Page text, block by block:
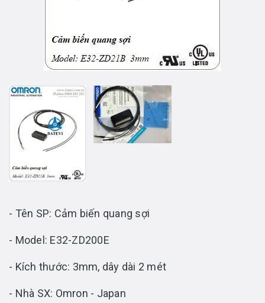
- Tên SP: Cảm biến quang sợi
- Model: E32-ZD200E
- Kích thước: 3mm, dây dài 2 mét
- Nhà SX: Omron - Japan